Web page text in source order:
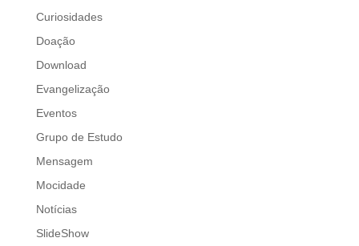
Curiosidades
Doação
Download
Evangelização
Eventos
Grupo de Estudo
Mensagem
Mocidade
Notícias
SlideShow